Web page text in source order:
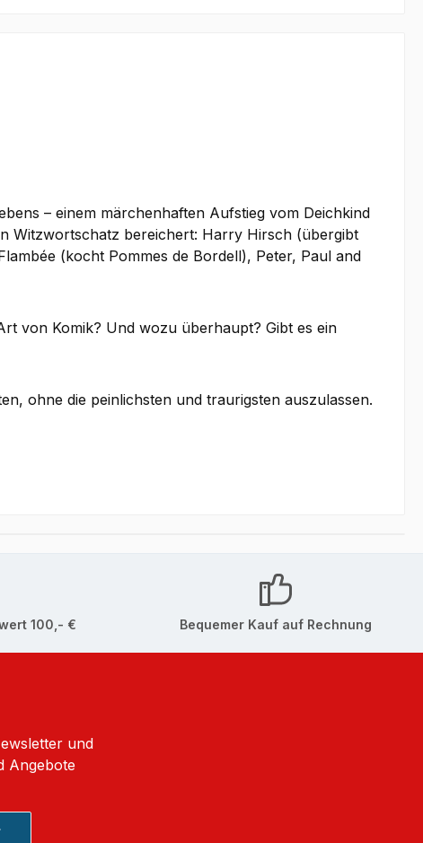
– einem märchenhaften Aufstieg vom Deichkind
Witzwortschatz bereichert: Harry Hirsch (übergibt
(kocht Pommes de Bordell), Peter, Paul and
von Komik? Und wozu überhaupt? Gibt es ein
ohne die peinlichsten und traurigsten auszulassen.
100,- € Bequemer Kauf auf Rechnung
und
Angebote